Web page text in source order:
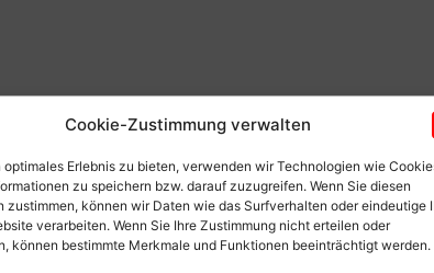
Cookie-Zustimmung verwalten
optimales Erlebnis zu bieten, verwenden wir Technologien wie
zu speichern bzw. darauf zuzugreifen. Wenn Sie diesen
zustimmen, können wir Daten wie das Surfverhalten oder eindeutige
verarbeiten. Wenn Sie Ihre Zustimmung nicht erteilen oder
können bestimmte Merkmale und Funktionen beeinträchtigt werden.
Nr. 2/2021